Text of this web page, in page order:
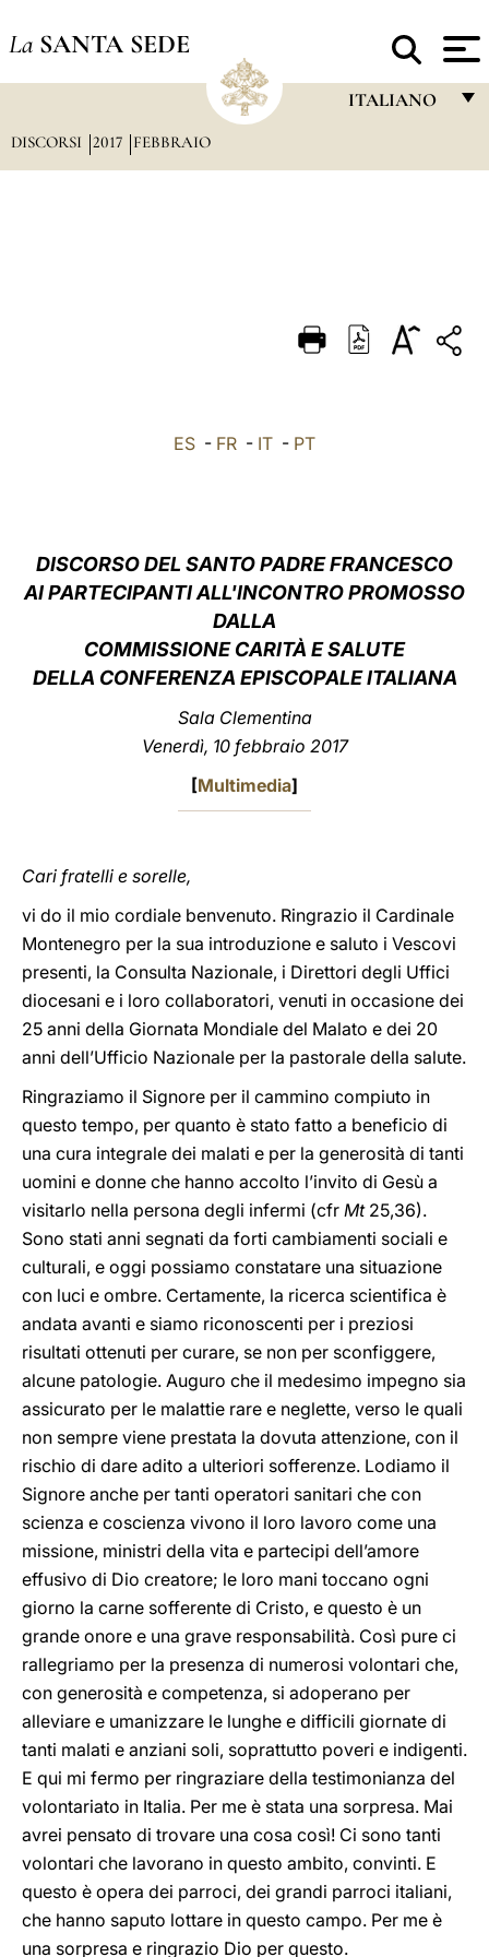
La SANTA SEDE
ITALIANO
DEUTSCH
DISCORSI 2017 FEBBRAIO
ES - FR - IT - PT
DISCORSO DEL SANTO PADRE FRANCESCO
AI PARTECIPANTI ALL'INCONTRO PROMOSSO
DALLA
COMMISSIONE CARITÀ E SALUTE
DELLA CONFERENZA EPISCOPALE ITALIANA
Sala Clementina
Venerdì, 10 febbraio 2017
[Multimedia]
Cari fratelli e sorelle,
vi do il mio cordiale benvenuto. Ringrazio il Cardinale
Montenegro per la sua introduzione e saluto i Vescovi
presenti, la Consulta Nazionale, i Direttori degli Uffici
diocesani e i loro collaboratori, venuti in occasione dei
25 anni della Giornata Mondiale del Malato e dei 20
anni dell’Ufficio Nazionale per la pastorale della salute.
Ringraziamo il Signore per il cammino compiuto in
questo tempo, per quanto è stato fatto a beneficio di
una cura integrale dei malati e per la generosità di tanti
uomini e donne che hanno accolto l’invito di Gesù a
visitarlo nella persona degli infermi (cfr Mt 25,36).
Sono stati anni segnati da forti cambiamenti sociali e
culturali, e oggi possiamo constatare una situazione
con luci e ombre. Certamente, la ricerca scientifica è
andata avanti e siamo riconoscenti per i preziosi
risultati ottenuti per curare, se non per sconfiggere,
alcune patologie. Auguro che il medesimo impegno sia
assicurato per le malattie rare e neglette, verso le quali
non sempre viene prestata la dovuta attenzione, con il
rischio di dare adito a ulteriori sofferenze. Lodiamo il
Signore anche per tanti operatori sanitari che con
scienza e coscienza vivono il loro lavoro come una
missione, ministri della vita e partecipi dell’amore
effusivo di Dio creatore; le loro mani toccano ogni
giorno la carne sofferente di Cristo, e questo è un
grande onore e una grave responsabilità. Così pure ci
rallegriamo per la presenza di numerosi volontari che,
con generosità e competenza, si adoperano per
alleviare e umanizzare le lunghe e difficili giornate di
tanti malati e anziani soli, soprattutto poveri e indigenti.
E qui mi fermo per ringraziare della testimonianza del
volontariato in Italia. Per me è stata una sorpresa. Mai
avrei pensato di trovare una cosa così! Ci sono tanti
volontari che lavorano in questo ambito, convinti. E
questo è opera dei parroci, dei grandi parroci italiani,
che hanno saputo lottare in questo campo. Per me è
una sorpresa e ringrazio Dio per questo.